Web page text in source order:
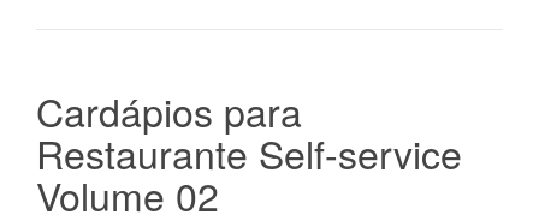
Cardápios para
Restaurante Self-service
Volume 02